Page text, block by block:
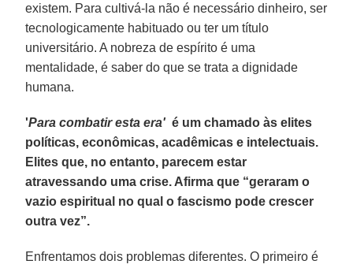
existem. Para cultivá-la não é necessário dinheiro, ser
tecnologicamente habituado ou ter um título
universitário. A nobreza de espírito é uma
mentalidade, é saber do que se trata a dignidade
humana.
'Para combatir esta era' é um chamado às elites
políticas, econômicas, acadêmicas e intelectuais.
Elites que, no entanto, parecem estar
atravessando uma crise. Afirma que “geraram o
vazio espiritual no qual o fascismo pode crescer
outra vez”.
Enfrentamos dois problemas diferentes. O primeiro é